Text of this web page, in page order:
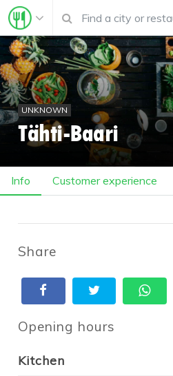
UNKNOWN
Tähti-Baari
Info Customer experience
Share
Opening hours
Kitchen